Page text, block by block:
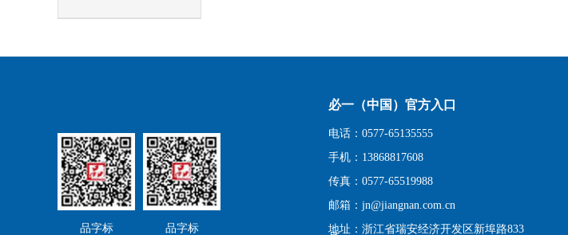
品字标 品字标
必一（中国）官方入口
电话：0577-65135555
手机：13868817608
传真：0577-65519988
邮箱：jn@jiangnan.com.cn
地址：浙江省瑞安经济开发区新埠路833